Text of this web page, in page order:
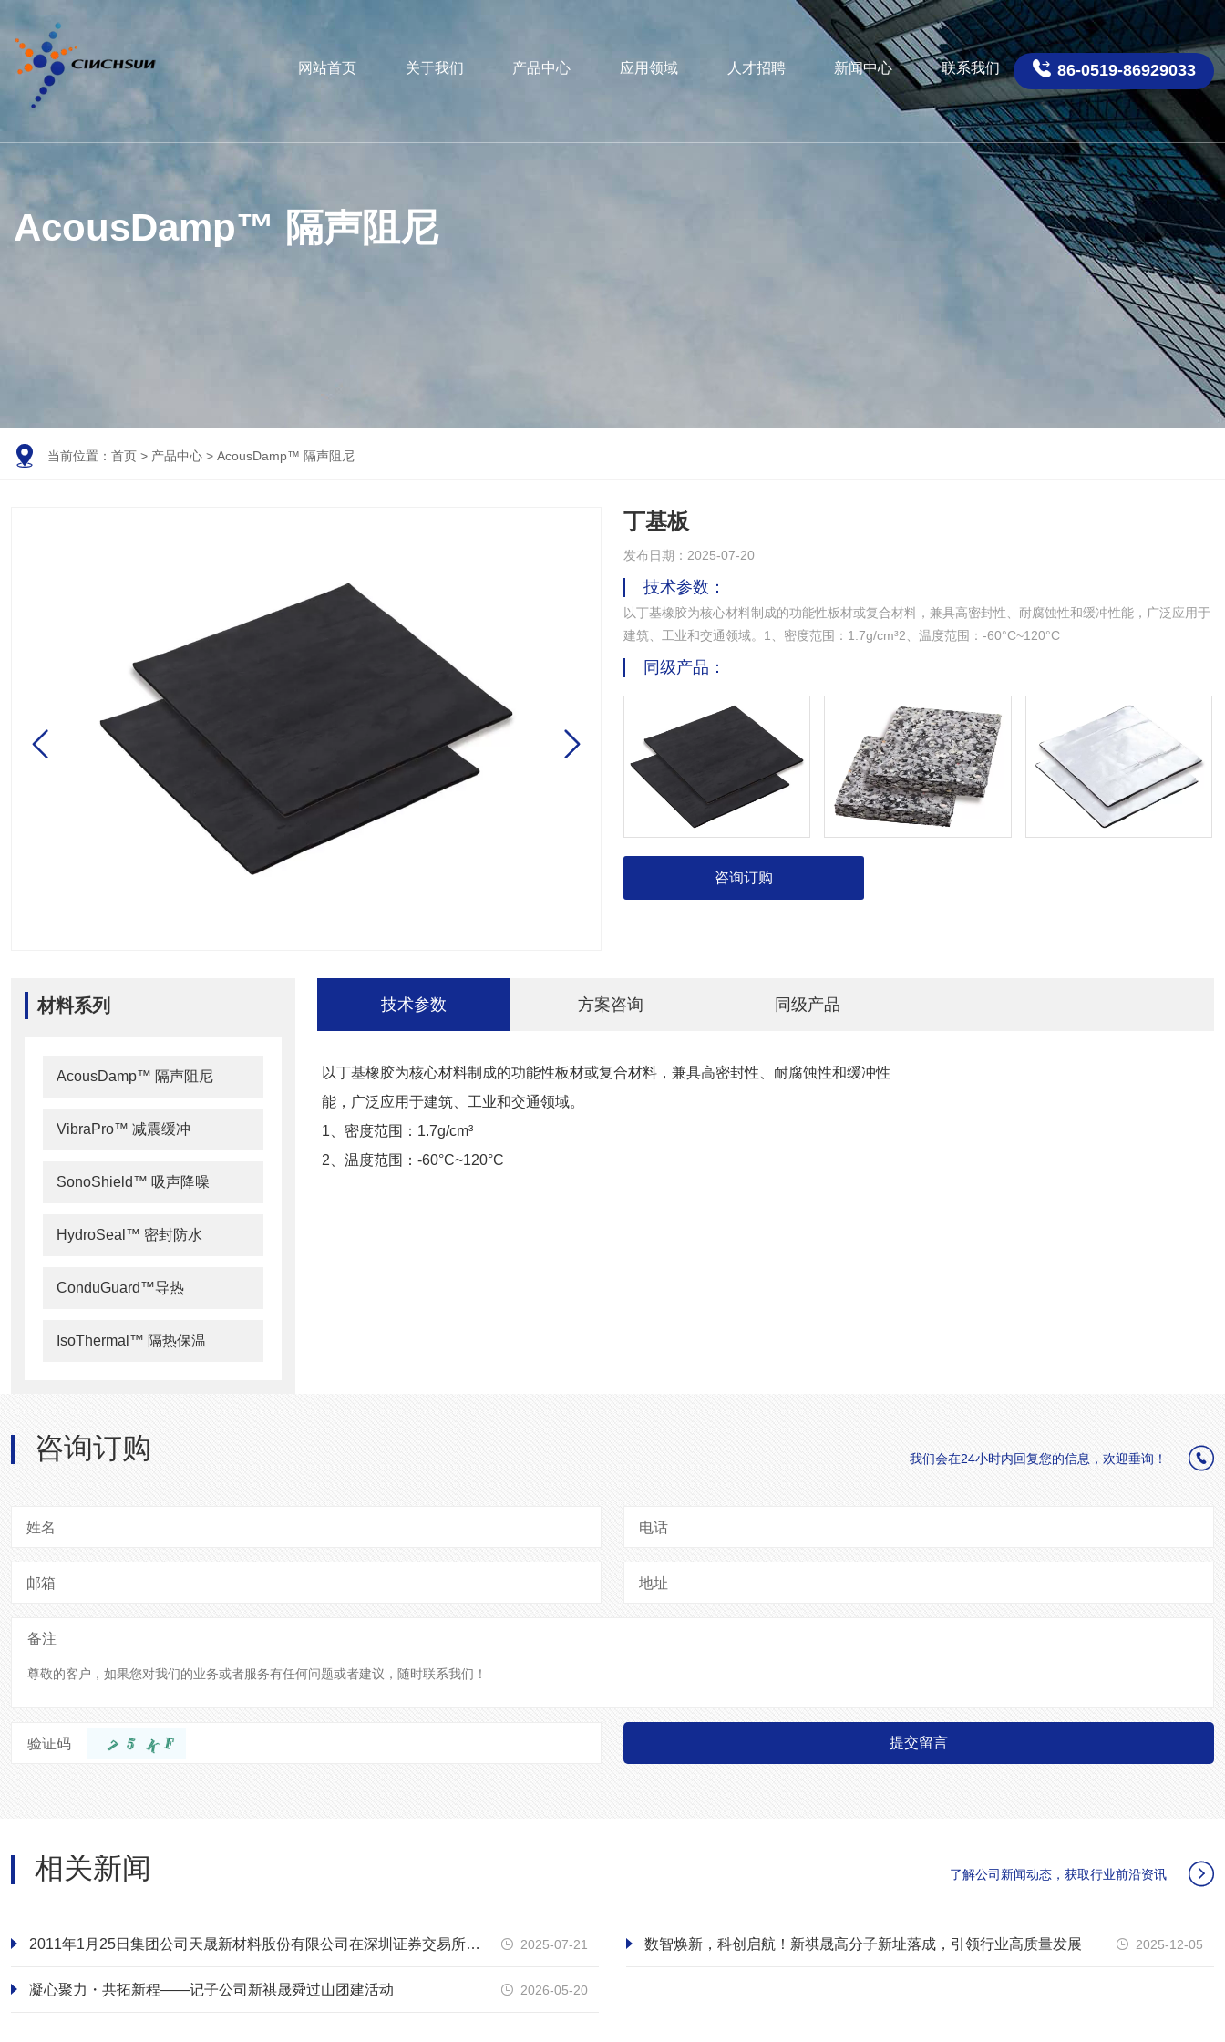
网站首页 关于我们 产品中心 应用领域 人才招聘 新闻中心 联系我们  86-0519-86929033
AcousDamp™ 隔声阻尼
 当前位置： 首页 > 产品中心 > AcousDamp™ 隔声阻尼


丁基板
发布日期：2025-07-20
技术参数：
以丁基橡胶为核心材料制成的功能性板材或复合材料，兼具高密封性、耐腐蚀性和缓冲性能，广泛应用于
建筑、工业和交通领域。1、密度范围：1.7g/cm³2、温度范围：-60°C~120°C
同级产品：
咨询订购
材料系列
AcousDamp™ 隔声阻尼
VibraPro™ 减震缓冲
SonoShield™ 吸声降噪
HydroSeal™ 密封防水
ConduGuard™导热
IsoThermal™ 隔热保温
技术参数 方案咨询 同级产品
以丁基橡胶为核心材料制成的功能性板材或复合材料，兼具高密封性、耐腐蚀性和缓冲性
能，广泛应用于建筑、工业和交通领域。
1、密度范围：1.7g/cm³
2、温度范围：-60°C~120°C
咨询订购 我们会在24小时内回复您的信息，欢迎垂询！ 
姓名 电话
邮箱 地址
备注
验证码 提交留言
相关新闻 了解公司新闻动态，获取行业前沿资讯 
2011年1月25日集团公司天晟新材料股份有限公司在深圳证券交易所创业版成功上市  2025-07-21 数智焕新，科创启航！新祺晟高分子新址落成，引领行业高质量发展  2025-12-05
凝心聚力・共拓新程——记子公司新祺晟舜过山团建活动  2026-05-20